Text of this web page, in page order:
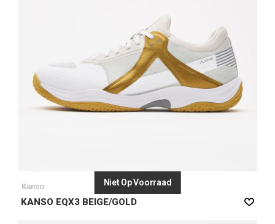
Niet Op Voorraad
Kanso
KANSO EQX3 BEIGE/GOLD